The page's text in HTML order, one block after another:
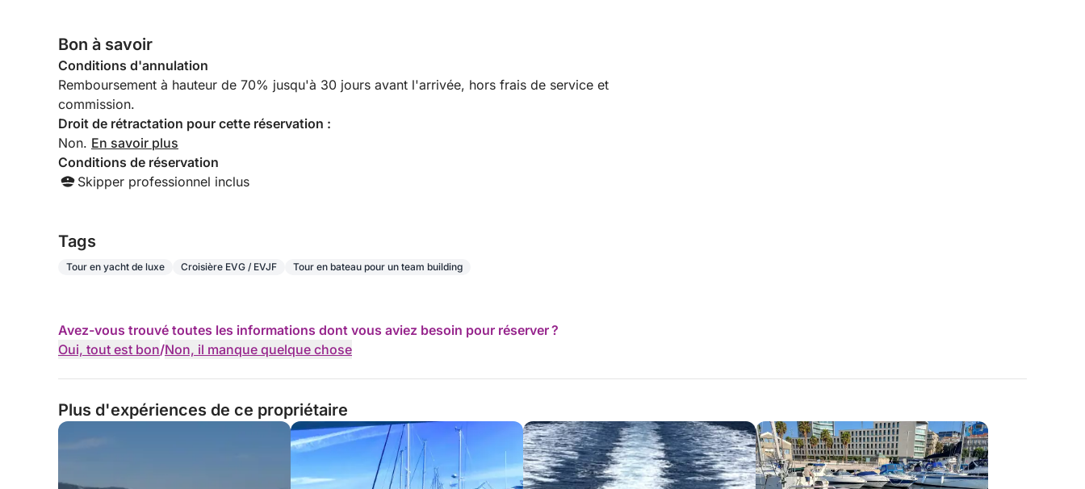
Contactez-nous pour organiser votre journée en yacht sur mesure et vivre une expérience
unique dans les Rías Baixas !
Bon à savoir
Conditions d'annulation
Remboursement à hauteur de 70% jusqu'à 30 jours avant l'arrivée, hors frais de service et
commission.
Droit de rétractation pour cette réservation :
Non. En savoir plus
Conditions de réservation
Skipper professionnel inclus
Tags
Tour en yacht de luxe Croisière EVG / EVJF Tour en bateau pour un team building
Avez-vous trouvé toutes les informations dont vous aviez besoin pour réserver ?
Oui, tout est bon/Non, il manque quelque chose
Plus d'expériences de ce propriétaire